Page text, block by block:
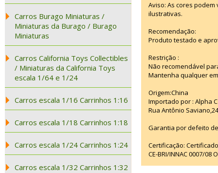
Carros Burago Miniaturas /
Miniaturas da Burago / Burago
Miniaturas
Carros California Toys Collectibles
/ Miniaturas da California Toys
escala 1/64 e 1/24
Carros escala 1/16 Carrinhos 1:16
Carros escala 1/18 Carrinhos 1:18
Carros escala 1/24 Carrinhos 1:24
Carros escala 1/32 Carrinhos 1:32
Aviso: As cores
ilustrativas.
Recomendação:
Produto testado e
Restrição :
Não recomendável
Mantenha qualquer
Origem:China
Importado por : Alpha
Rua Antônio
Garantia por defeito
Certificação:
CE-BRI/INNAC 0007/08